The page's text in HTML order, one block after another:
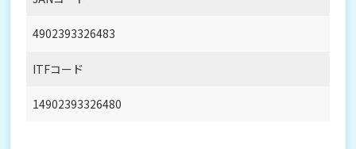
4902393326483
ITFコード
14902393326480